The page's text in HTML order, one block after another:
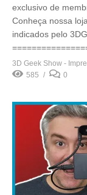
exclusivo de
Conheça nossa
indicados pelo
3D Geek Show -
585
0